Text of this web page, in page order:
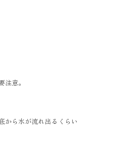
意。
から水が流れ出るくらい